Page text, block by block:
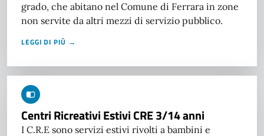
grado, che abitano nel Comune di Ferrara in zone
non servite da altri mezzi di servizio pubblico.
LEGGI DI PIÙ →
Centri Ricreativi Estivi CRE 3/14 anni
I C.R.E sono servizi estivi rivolti a bambini e